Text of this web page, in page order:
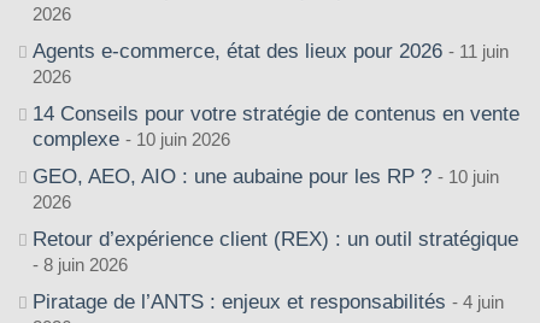
2026
Agents e-commerce, état des lieux pour 2026
11 juin
2026
14 Conseils pour votre stratégie de contenus en vente
complexe
10 juin 2026
GEO, AEO, AIO : une aubaine pour les RP ?
10 juin
2026
Retour d’expérience client (REX) : un outil stratégique
8 juin 2026
Piratage de l’ANTS : enjeux et responsabilités
4 juin